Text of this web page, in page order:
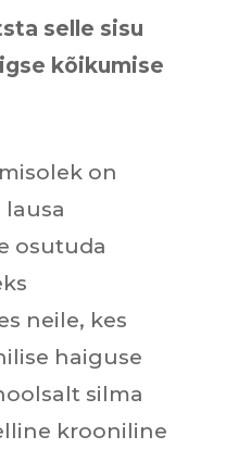
selle sisu
kõikumise
on
osutuda
neile, kes
haiguse
silma
krooniline